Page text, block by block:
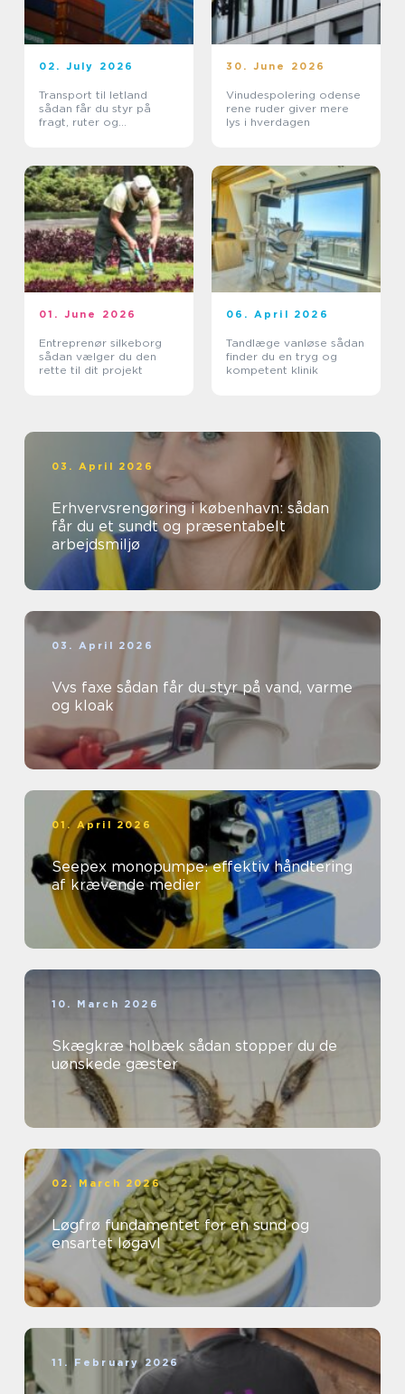
02. July 2026
Transport til letland
sådan får du styr på
fragt, ruter og
30. June 2026
Vinudespolering odense
rene ruder giver mere
lys i hverdagen
01. June 2026
Entreprenør silkeborg
sådan vælger du den
rette til dit projekt
06. April 2026
Tandlæge vanløse sådan
finder du en tryg og
kompetent klinik
03. April 2026
Erhvervsrengøring i københavn: sådan
får du et sundt og præsentabelt
arbejdsmiljø
03. April 2026
Vvs faxe sådan får du styr på vand, varme
og kloak
01. April 2026
Seepex monopumpe: effektiv håndtering
af krævende medier
10. March 2026
Skægkræ holbæk sådan stopper du de
uønskede gæster
02. March 2026
Løgfrø fundamentet for en sund og
ensartet løgavl
11. February 2026